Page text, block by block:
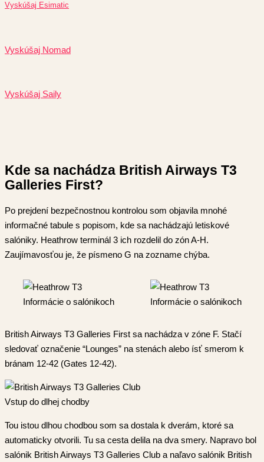
Vyskúšaj Esimatic
Vyskúšaj Nomad
Vyskúšaj Saily
Kde sa nachádza British Airways T3
Galleries First?
Po prejdení bezpečnostnou kontrolou som objavila mnohé
informačné tabule s popisom, kde sa nachádzajú letiskové
salóniky. Heathrow terminál 3 ich rozdelil do zón A-H.
Zaujímavosťou je, že písmeno G na zozname chýba.
Informácie o salónikoch Informácie o salónikoch
British Airways T3 Galleries First sa nachádza v zóne F. Stačí
sledovať označenie “Lounges” na stenách alebo ísť smerom k
bránam 12-42 (Gates 12-42).
Vstup do dlhej chodby
Tou istou dlhou chodbou som sa dostala k dverám, ktoré sa
automaticky otvorili. Tu sa cesta delila na dva smery. Napravo bol
salónik British Airways T3 Galleries Club a naľavo salónik British